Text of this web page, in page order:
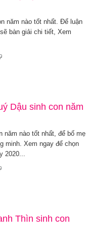
năm nào tốt nhất. Để luận
bàn giải chi tiết, Xem
Dậu sinh con năm
năm nào tốt nhất, để bố mẹ
minh. Xem ngay để chọn
2020...
Thìn sinh con